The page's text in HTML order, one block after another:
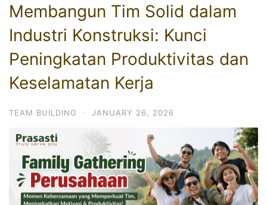
Membangun Tim Solid dalam
Industri Konstruksi: Kunci
Peningkatan Produktivitas dan
Keselamatan Kerja
TEAM BUILDING · JANUARY 26, 2026